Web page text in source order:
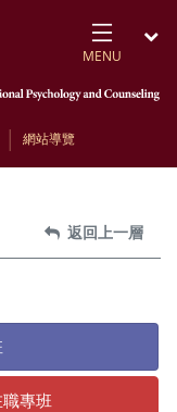
MENU
網站導覽
返回上一層
專班